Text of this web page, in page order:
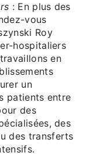
: En plus des
vous
Roy
hospitaliers
en
un
patients entre
des
des
des transferts